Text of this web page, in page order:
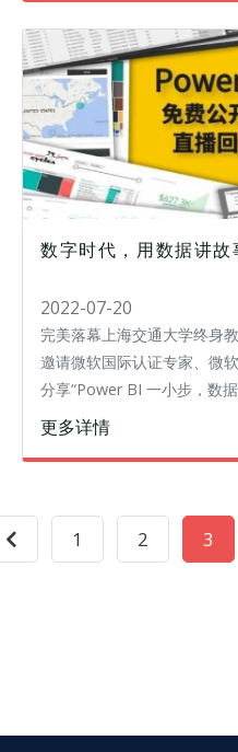
数字时代，用数据讲故
2022-07-20
完美落幕上海交通大学终身
邀请微软国际认证专家、微
分享“Power BI 一小步，数
代数据的重要性引出Power
更多详情
1 2 3